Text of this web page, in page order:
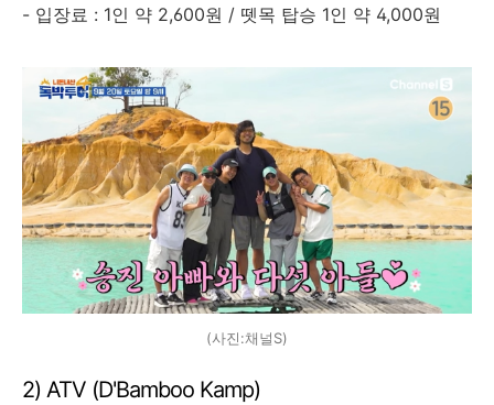
- 입장료 : 1인 약 2,600원 / 뗏목 탑승 1인 약 4,000원
(사진:채널S)
2) ATV (D'Bamboo Kamp)